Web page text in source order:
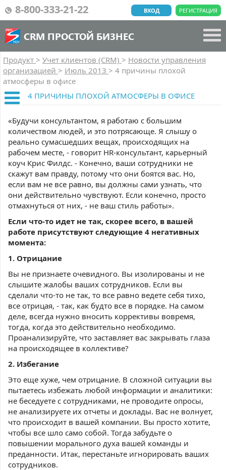
8-800-333-21-22 РЕГИСТРАЦИЯ
ВХОД
CRM ПРОСТОЙ БИЗНЕС
Продукт > Учет клиентов (CRM) > Новости управления
организацией > Июль 2013 > 4 причины плохой
атмосферы в офисе
4 ПРИЧИНЫ ПЛОХОЙ АТМОСФЕРЫ В ОФИСЕ
«Будучи консультантом, я работаю с большим
количеством людей, и это потрясающе. Я слышу о
реально сумасшедших вещах, происходящих на
рабочем месте, - говорит HR-консультант, карьерный
коуч Крис Филдс. - Конечно, ваши сотрудники не
скажут вам правду, потому что они боятся вас. Но,
если вам не все равно, вы должны сами узнать, что
они действительно чувствуют. Если конечно, просто
отмахнуться от них, - не ваш стиль работы».
Если что-то идет не так, скорее всего, в вашей
работе присутствуют следующие 4 негативных
момента:
1. Отрицание
Вы не признаете очевидного. Вы изолированы и не
слышите жалобы ваших сотрудников. Если вы
сделали что-то не так, то все равно ведете себя тихо,
все отрицая, - так, как будто все в порядке. На самом
деле, всегда нужно вносить коррективы вовремя,
тогда, когда это действительно необходимо.
Проанализируйте, что заставляет вас закрывать глаза
на происходящее в коллективе?
2. Избегание
Это еще хуже, чем отрицание. В сложной ситуации вы
пытаетесь избежать любой информации и аналитики:
не беседуете с сотрудниками, не проводите опросы,
не анализируете их отчеты и доклады. Вас не волнует,
что происходит в вашей компании. Вы просто хотите,
чтобы все шло само собой. Тогда забудьте о
повышении морального духа вашей команды и
преданности. Итак, перестаньте игнорировать ваших
сотрудников.